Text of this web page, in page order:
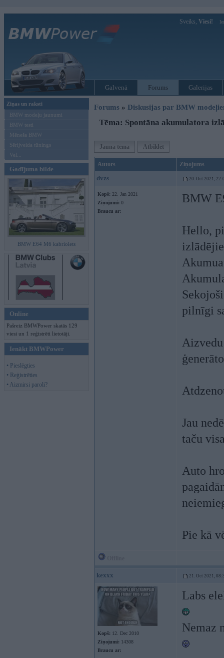
Sveiks, Viesi!
Galvenā Forums Galerijas
Ziņas un raksti
BMW modeļu jaunumi
BMW testi
Mēneša BMW
Sērijveida tūnings
Vel...
Gadījuma bilde
BMW E64 M6 kabriolets
Online
Pašreiz BMWPower skatās 129
viesi un 1 reģistrēti lietotāji.
Ienākt BMWPower
• Pieslēgties
• Reģistrēties
• Aizmirsi paroli?
Forums » Diskusijas par BMW
Tēma: Spontāna akumulatora
Jauna tēma Atbildēt
Autors Ziņojums
dvzs 20. Oct 2021,
Kopš: 22. Jan 2021
Ziņojumi: 0
Braucu ar:
BMW
Hello,
pilnīgi
Jau
taču
Auto
Pie kā
kexxx 21. Oct 2021,
Kopš: 12. Dec 2010
Ziņojumi: 14308
Braucu ar:
Labs
Nemaz